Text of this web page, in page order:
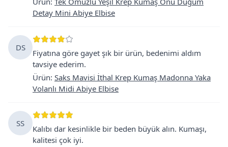
Detay Mini Abiye Elbise
DS
Fiyatına göre gayet şık bir ürün, bedenimi aldım
tavsiye ederim.
Ürün: Saks Mavisi İthal Krep Kumaş Madonna Yaka
Volanlı Midi Abiye Elbise
SS
Kalıbı dar kesinlikle bir beden büyük alın. Kumaşı,
kalitesi çok iyi.